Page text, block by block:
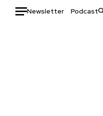
Newsletter Podcast